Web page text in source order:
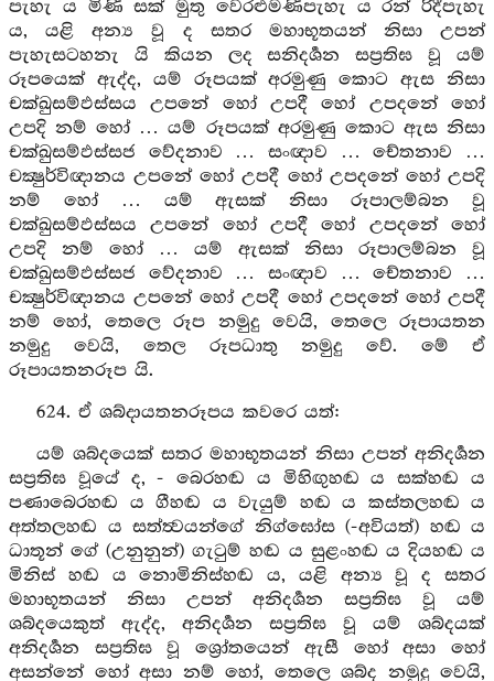
පැහැ ය මිණි සක් මුතු වෙරළුමණිපැහැ ය රන් රිදීපැහැ
ය, යළි අන්‍ය වූ ද සතර මහාභූතයන් නිසා උපන්
පැහැසටහනැ යි කියන ලද සනිදර්‍ශන සප්‍රතිඝ වූ යම්
රූපයෙක් ඇද්ද, යම් රූපයක් අරමුණු කොට ඇස නිසා
චක්ඛුසම්ඵස්සය උපනේ හෝ උපදී හෝ උපදනේ හෝ
උපදි නම් හෝ … යම් රූපයක් අරමුණු කොට ඇස නිසා
චක්ඛුසම්ඵස්සජ වේදනාව … සංඥාව … චේතනාව …
චක්‍ෂුර්විඥානය උපනේ හෝ උපදී හෝ උපදනේ හෝ උපදි
නම් හෝ … යම් ඇසක් නිසා රූපාලම්බන වූ
චක්ඛුසම්ඵස්සය උපනේ හෝ උපදී හෝ උපදනේ හෝ
උපදි නම් හෝ … යම් ඇසක් නිසා රූපාලම්බන වූ
චක්ඛුසම්ඵස්සජ වේදනාව … සංඥාව … චේතනාව …
චක්‍ෂුර්විඥානය උපනේ හෝ උපදී හෝ උපදනේ හෝ උපදී
නම් හෝ, තෙලෙ රූප නමුදු වෙයි, තෙලෙ රූපායතන
නමුදු වෙයි, තෙල රූපධාතු නමුදු වේ. මේ ඒ
රූපායතනරූප යි.
624. ඒ ශබ්දායතනරූපය කවරෙ යත්:
යම් ශබ්දයෙක් සතර මහාභූතයන් නිසා උපන් අනිදර්‍ශන
සප්‍රතිඝ වූයේ ද, - බෙරහඬ ය මිහිඟුහඬ ය සක්හඬ ය
පණාබෙරහඬ ය ගීහඬ ය වැයුම් හඬ ය කස්තලහඬ ය
අත්තලහඬ ය සත්ත්‍වයන්ගේ නිග්ඝෝස (-අවියත්) හඬ ය
ධාතූන් ගේ (උනුනුන්) ගැටුම් හඬ ය සුළංහඬ ය දියහඬ ය
මිනිස් හඬ ය නොමිනිස්හඬ ය, යළි අන්‍ය වූ ද සතර
මහාභූතයන් නිසා උපන් අනිදර්‍ශන සප්‍රතිඝ වූ යම්
ශබ්දයෙකුත් ඇද්ද, අනිදර්‍ශන සප්‍රතිඝ වූ යම් ශබ්දයක්
අනිදර්‍ශන සප්‍රතිඝ වූ ශ්‍රෝතයෙන් ඇසී හෝ අසා හෝ
අසන්නේ හෝ අසා නම් හෝ, තෙලෙ ශබ්ද නමුදු වෙයි,